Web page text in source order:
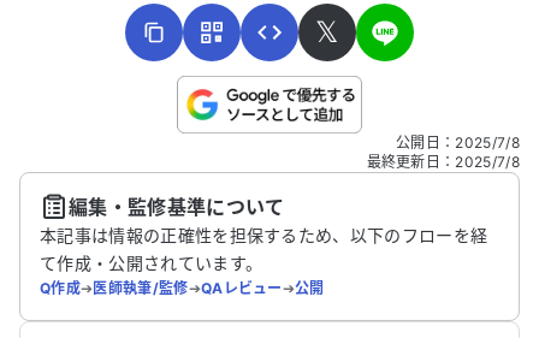
こちらは送信専用のフォームです。氏名やご自身の病気の詳細な
送信する
𝕏
公開日 ： 2025/7/8
最終更新日 ： 2025/7/8
編集・監修基準について
本記事は情報の正確性を担保するため、以下のフローを経
て作成・公開されています。
Q作成➔医師執筆/監修➔QAレビュー➔公開